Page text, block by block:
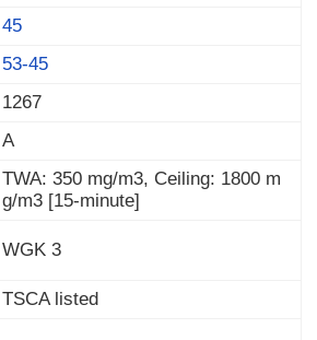
45
53-45
1267
A
TWA: 350 mg/m3, Ceiling: 1800 m
g/m3 [15-minute]
WGK 3
TSCA listed